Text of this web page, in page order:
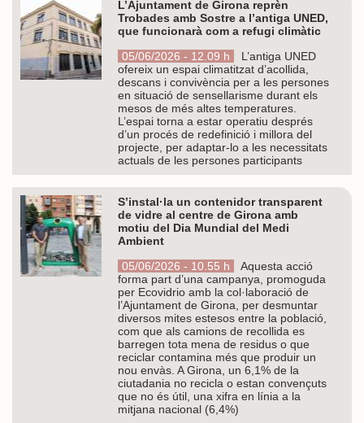
L’Ajuntament de Girona reprèn
Trobades amb Sostre a l’antiga UNED,
que funcionarà com a refugi climàtic
05/06/2026 - 12.09 h
L’antiga UNED
ofereix un espai climatitzat d’acollida,
descans i convivència per a les persones
en situació de sensellarisme durant els
mesos de més altes temperatures.
L’espai torna a estar operatiu després
d’un procés de redefinició i millora del
projecte, per adaptar-lo a les necessitats
actuals de les persones participants
S’instal·la un contenidor transparent
de vidre al centre de Girona amb
motiu del Dia Mundial del Medi
Ambient
05/06/2026 - 10.55 h
Aquesta acció
forma part d’una campanya, promoguda
per Ecovidrio amb la col·laboració de
l’Ajuntament de Girona, per desmuntar
diversos mites estesos entre la població,
com que als camions de recollida es
barregen tota mena de residus o que
reciclar contamina més que produir un
nou envàs. A Girona, un 6,1% de la
ciutadania no recicla o estan convençuts
que no és útil, una xifra en línia a la
mitjana nacional (6,4%)